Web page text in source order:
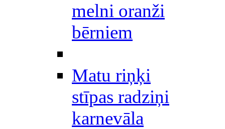
melni oranži
bērniem
Matu riņķi
stīpas radziņi
karnevāla